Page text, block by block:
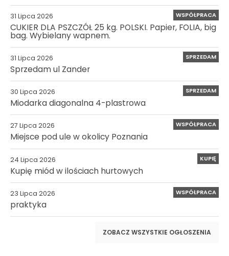
31 Lipca 2026 WSPÓŁPRACA
CUKIER DLA PSZCZÓŁ 25 kg. POLSKI. Papier, FOLIA, big
bag. Wybielany wapnem.
31 Lipca 2026 SPRZEDAM
Sprzedam ul Zander
30 Lipca 2026 SPRZEDAM
Miodarka diagonalna 4-plastrowa
27 Lipca 2026 WSPÓŁPRACA
Miejsce pod ule w okolicy Poznania
24 Lipca 2026 KUPIĘ
Kupię miód w ilościach hurtowych
23 Lipca 2026 WSPÓŁPRACA
praktyka
ZOBACZ WSZYSTKIE OGŁOSZENIA